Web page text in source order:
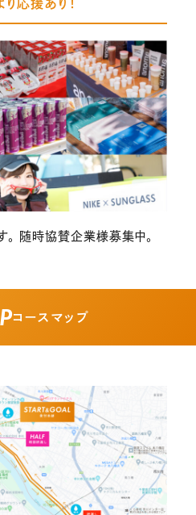
応援あり！
。 随時協賛企業様募集中。
コースマップ